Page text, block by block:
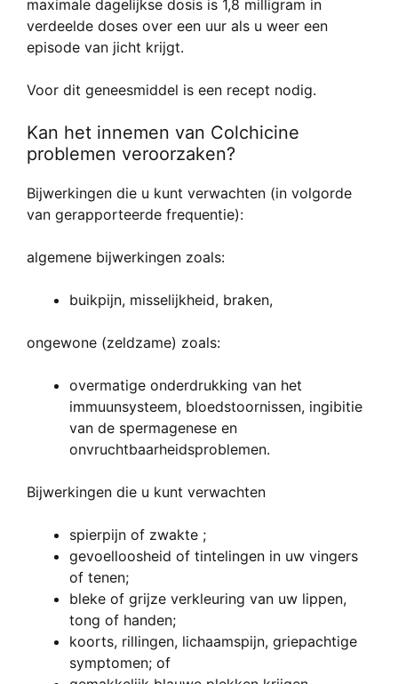
maximale dagelijkse dosis is 1,8 milligram in
verdeelde doses over een uur als u weer een
episode van jicht krijgt.
Voor dit geneesmiddel is een recept nodig.
Kan het innemen van Colchicine
problemen veroorzaken?
Bijwerkingen die u kunt verwachten (in volgorde
van gerapporteerde frequentie):
algemene bijwerkingen zoals:
buikpijn, misselijkheid, braken,
ongewone (zeldzame) zoals:
overmatige onderdrukking van het
immuunsysteem, bloedstoornissen, ingibitie
van de spermagenese en
onvruchtbaarheidsproblemen.
Bijwerkingen die u kunt verwachten
spierpijn of zwakte ;
gevoelloosheid of tintelingen in uw vingers
of tenen;
bleke of grijze verkleuring van uw lippen,
tong of handen;
koorts, rillingen, lichaamspijn, griepachtige
symptomen; of